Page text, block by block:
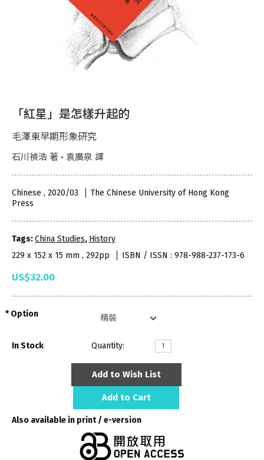
「紅星」是怎樣升起的
毛澤東早期形象研究
石川禎浩 著 • 袁廣泉 譯
Chinese , 2020/03
The Chinese University of Hong Kong
Press
Tags:China Studies, History
229 x 152 x 15 mm , 292pp
ISBN / ISSN : 978-988-237-173-6
US$32.00
Option
In Stock Quantity:
Add to Wish List
Add to Cart
Also available in print / e-version